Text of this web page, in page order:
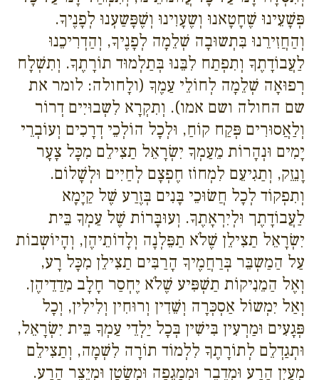
פְּשָׁעֵינוּ שֶׁחָטָאנוּ וְשֶעָוִינוּ וְשֶׁפָּשַעְנוּ לְפָנֶיךָ.
וְהַחֲזִירֵנוּ בִּתְשוּבָה שְׁלֵמָה לְפָנֶיךָ, וְהַדְרִיכֵנוּ
לַעֲבוֹדָתֶךָ וְתִפְתַח לִבֵּנוּ בְּתַלְמוּד תוֹרָתֶךָ. וְתִשְׁלָח
רְפוּאָה שְׁלֵמָה לְחוֹלֵי עַמֶךָ (ולָחולה: לומר את
שם החולה ושם אמו). וְתִקְרָא לִשְבוּיִים דְרוֹר
וְלַאֲסוּרִים פְּקַח קוֹחַ, וּלְכָל הוֹלְכֵי דְרָכִים וְעוֹבְרֵי
יָמִים וּנְהָרוֹת מֵעַמְךָ יִשְׂרָאֵל תַצִילֵם מִכָּל צָעָר
וָנֵזֵק, וְתַגִיעֵם לִמְחוֹז חֶפְצָם לְחַיִים וּלְשָׁלוֹם.
וְתִפְקוֹד לְכָל חֲשׂוּכֵי בָּנִים בְּזֶרַע שֶׁל קַיָמָא
לַעֲבוֹדָתֶך וּלְיִרְאָתֶךָ. וְעוּבָּרוֹת שֶׁל עַמְךָ בֵּית
יִשְׂרָאֵל תַצִילֵן שֶׁלֹא תַפֵּלְנָה וְלָדוֹתֵיהֶן, וְהָיוֹשְבוֹת
עַל הַמַשְבֵּר בְּרַחֲמֶיךָ הָרַבִּים תַצִילֵן מִכָּל רָע,
וְאֶל הַמֵנִיקוֹת תַשְׁפִּיע שֶׁלֹא יֶחְסַר חָלָב מִדַדֵיהֶן.
וְאַל יִמְשוֹל אַסְכְּרָה וְשֵׁדִין וְרוּחִין וְלִילִין, וְכָל
פְּגָעִים וּמַרְעִין בִּישִׁין בְּכָל יַלְדֵי עַמְךָ בֵּית יִשְׂרָאֵל,
וּתְגַדְלֵם לְתוֹרָתֶךָ לִלְמוֹד תוֹרָה לִשְׁמָה, וְתַצִילֵם
מִעַיִן הָרָע וּמִדֶבֶר וּמִמָגֵפָה וּמִשָׂטָן וּמִיֵצֶר הָרָע.